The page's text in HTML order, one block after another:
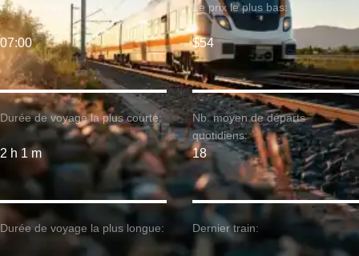
Durée de voyage la plus courte:
2 h 1 m
Premier train:
07:00
Durée de voyage la plus longue:
Le prix le plus bas:
$54
Nb. moyen de départs
quotidiens:
18
Dernier train: